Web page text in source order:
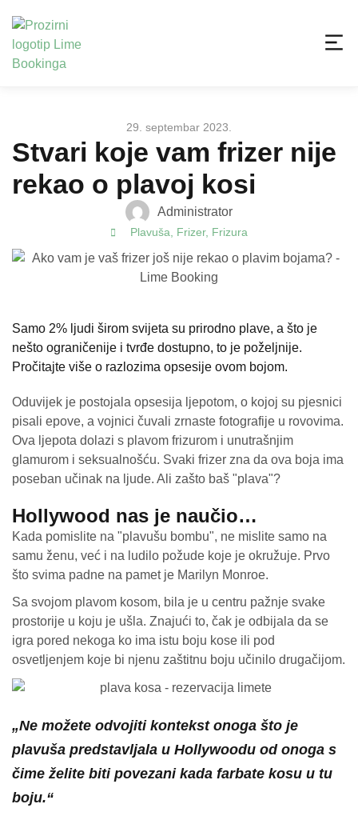
29. septembar 2023.
Stvari koje vam frizer nije
rekao o plavoj kosi
Administrator
Plavuša Frizer, Frizura
Samo 2% ljudi širom svijeta su prirodno plave, a što je
nešto ograničenije i tvrđe dostupno, to je poželjnije.
Pročitajte više o razlozima opsesije ovom bojom.
Oduvijek je postojala opsesija ljepotom, o kojoj su pjesnici
pisali epove, a vojnici čuvali zrnaste fotografije u rovovima.
Ova ljepota dolazi s plavom frizurom i unutrašnjim
glamurom i seksualnošću. Svaki frizer zna da ova boja ima
poseban učinak na ljude. Ali zašto baš "plava"?
Hollywood nas je naučio…
Kada pomislite na "plavušu bombu", ne mislite samo na
samu ženu, već i na ludilo požude koje je okružuje. Prvo
što svima padne na pamet je Marilyn Monroe.
Sa svojom plavom kosom, bila je u centru pažnje svake
prostorije u koju je ušla. Znajući to, čak je odbijala da se
igra pored nekoga ko ima istu boju kose ili pod
osvetljenjem koje bi njenu zaštitnu boju učinilo drugačijom.
„Ne možete odvojiti kontekst onoga što je
plavuša predstavljala u Hollywoodu od onoga s
čime želite biti povezani kada farbate kosu u tu
boju.“